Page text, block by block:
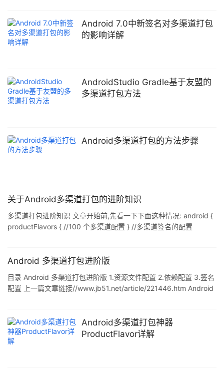
Android 7.0中新签名对多渠道打包
的影响详解
AndroidStudio Gradle基于友盟的
多渠道打包方法
Android多渠道打包的方法步骤
关于Android多渠道打包的进阶知识
多渠道打包进阶知识 文章开始前,先看一下下面这种情况: android {
productFlavors { //100 个多渠道配置 } //多渠道签名的配置
v1SigningEnabled true v2SigningEnabled
Android 多渠道打包进阶版
目录 Android 多渠道打包进阶版 1.资源文件配置 2.依赖配置 3.签名
配置 上一篇文章链接//www.jb51.net/article/221446.htm Android
signingConfigs { xiaomi { storeFile file("../xiaomi.keystore")
storePassw
Android多渠道打包神器
ProductFlavor详解